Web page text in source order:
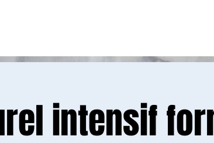
intensif